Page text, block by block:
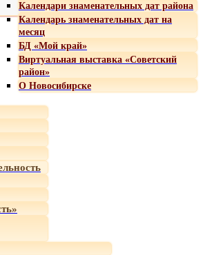
Календари знаменательных дат района
Календарь знаменательных дат на
месяц
БД «Мой край»
Виртуальная выставка «Советский
район»
О Новосибирске